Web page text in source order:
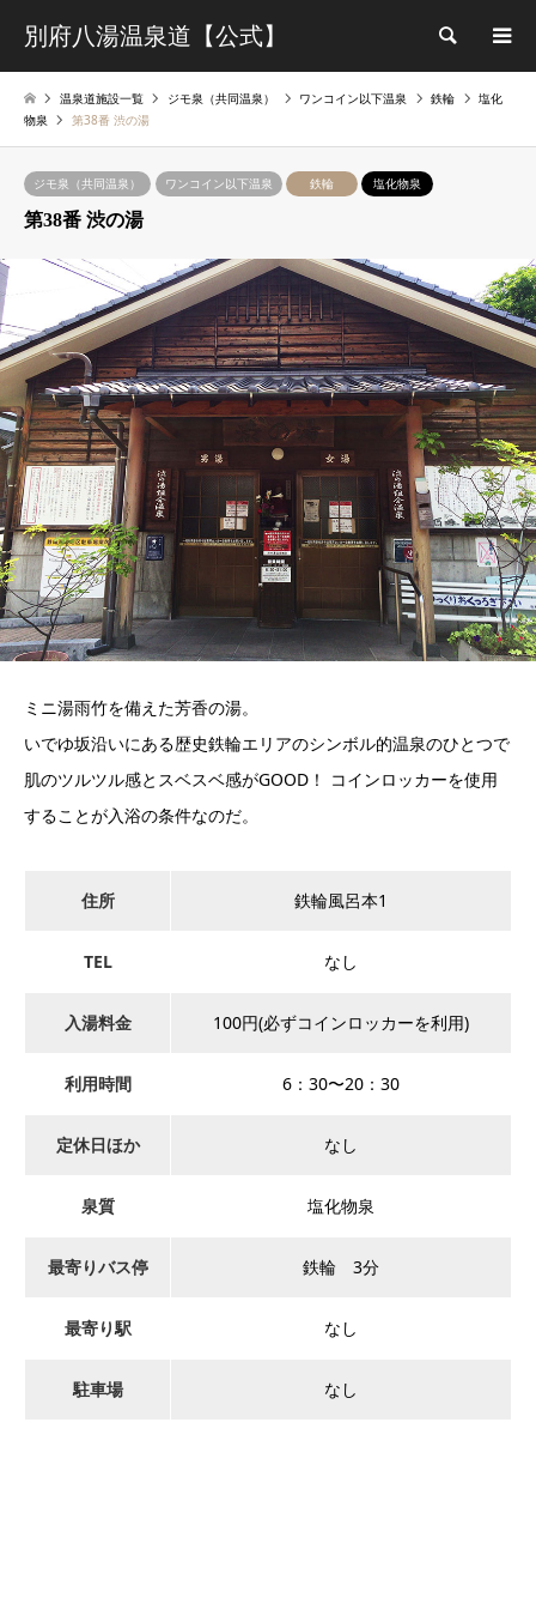
別府八湯温泉道【公式】 検索
温泉道施設一覧 ジモ泉（共同温泉） ワンコイン以下温泉 鉄輪
塩化
物泉
第38番 渋の湯
ジモ泉（共同温泉） ワンコイン以下温泉 鉄輪 塩化物泉
第38番 渋の湯
ミニ湯雨竹を備えた芳香の湯。
いでゆ坂沿いにある歴史鉄輪エリアのシンボル的温泉のひとつで
肌のツルツル感とスベスベ感がGOOD！ コインロッカーを使用
することが入浴の条件なのだ。
住所 鉄輪風呂本1
TEL なし
入湯料金 100円(必ずコインロッカーを利用)
利用時間 6：30〜20：30
定休日ほか なし
泉質 塩化物泉
最寄りバス停 鉄輪 3分
最寄り駅 なし
駐車場 なし